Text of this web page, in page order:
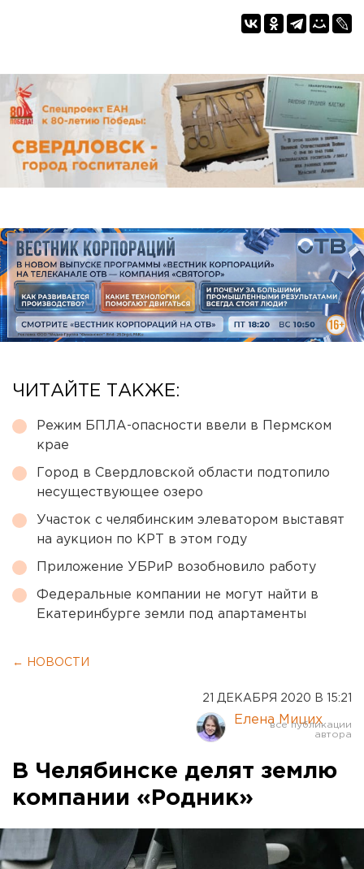
ЧИТАЙТЕ ТАКЖЕ:
Режим БПЛА-опасности ввели в Пермском
крае
Город в Свердловской области подтопило
несуществующее озеро
Участок с челябинским элеватором выставят
на аукцион по КРТ в этом году
Приложение УБРиР возобновило работу
Федеральные компании не могут найти в
Екатеринбурге земли под апартаменты
← НОВОСТИ
21 ДЕКАБРЯ 2020 В 15:21
Елена Мицих
В Челябинске делят землю
компании «Родник»